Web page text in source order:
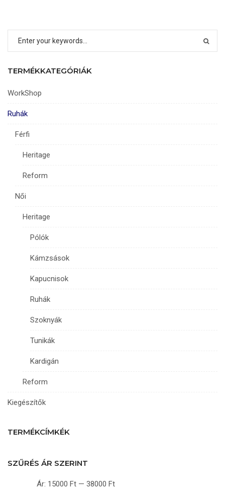
ki
TERMÉKKATEGÓRIÁK
WorkShop
Ruhák
Férfi
Heritage
Reform
Női
Heritage
Pólók
Kámzsások
Kapucnisok
Ruhák
Szoknyák
Tunikák
Kardigán
Reform
Kiegészítők
TERMÉKCÍMKÉK
SZŰRÉS ÁR SZERINT
Ár: 15000 Ft — 38000 Ft